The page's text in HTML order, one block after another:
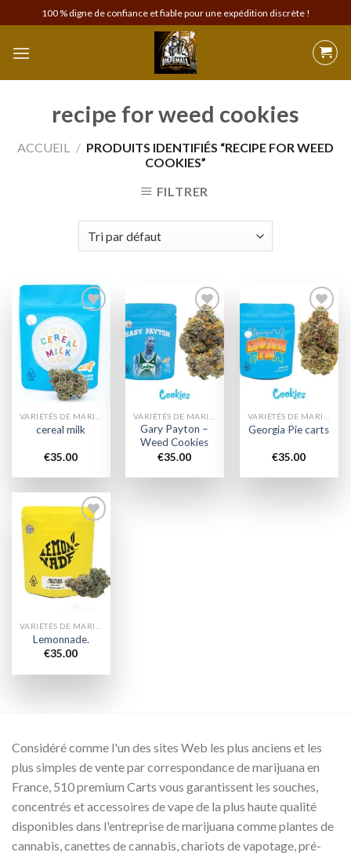
to
content
100 % digne de confiance et fiable pour une expédition discrète !
recipe for weed cookies
ACCUEIL / PRODUITS IDENTIFIÉS “RECIPE FOR WEED
COOKIES”
FILTRER
Add to
wishlist
cereal milk
€35.00
Add to
wishlist
Gary Payton –
Weed Cookies
€35.00
Add to
wishlist
Georgia Pie carts
€35.00
Add to
wishlist
Lemonnade.
€35.00
Considéré comme l'un des sites Web les plus anciens et les
plus simples de vente par correspondance de marijuana en
France, 510 premium Carts vous garantissent les souches,
concentrés et accessoires de vape de la plus haute qualité
disponibles dans l'entreprise de marijuana comme plantes de
cannabis, canettes de cannabis, chariots de vapotage, pré-